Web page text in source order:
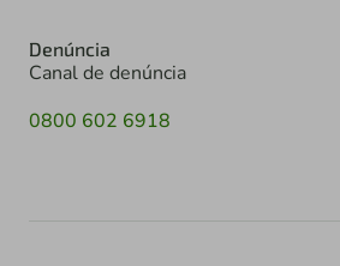
Denúncia
Canal de denúncia
0800 602 6918